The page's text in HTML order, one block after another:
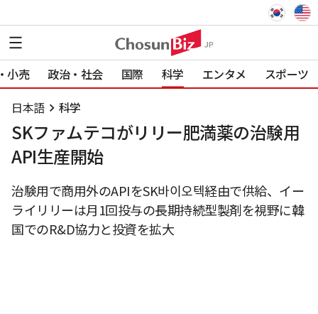
小売 政治・社会 国際 科学 エンタメ スポーツ
日本語 科学
SKファムテコがリリー肥満薬の治験用
API生産開始
治験用で商用外のAPIをSK바이오텍経由で供給、イー
ライリリーは月1回投与の長期持続型製剤を視野に韓
国でのR&D協力と投資を拡大